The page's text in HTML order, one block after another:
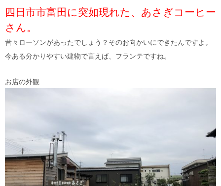
四日市市富田に突如現れた、あさぎコーヒー
さん。
昔々ローソンがあったでしょう？そのお向かいにできたんですよ。
今ある分かりやすい建物で言えば、フランテですね。
お店の外観